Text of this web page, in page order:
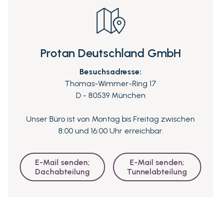
Protan Deutschland GmbH
Besuchsadresse:
Thomas-Wimmer-Ring 17
D - 80539 München
Unser Büro ist von Montag bis Freitag zwischen
8:00 und 16:00 Uhr erreichbar.
E-Mail senden;
Dachabteilung
E-Mail senden;
Tunnelabteilung